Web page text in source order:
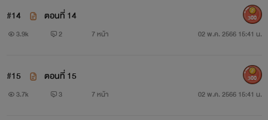
#14 ตอนที่ 14
3.9k 2 7 หน้า 02 พ.ค. 2566 15:41 น.
300
#15 ตอนที่ 15
3.7k 3 7 หน้า 02 พ.ค. 2566 15:41 น.
300